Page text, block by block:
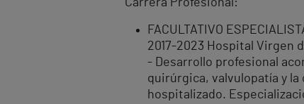
Carrera Profesional:
FACULTATIVO
2017-2023 Hospital Virgen
- Desarrollo profesional
quirúrgica, valvulopatía y
hospitalizado.